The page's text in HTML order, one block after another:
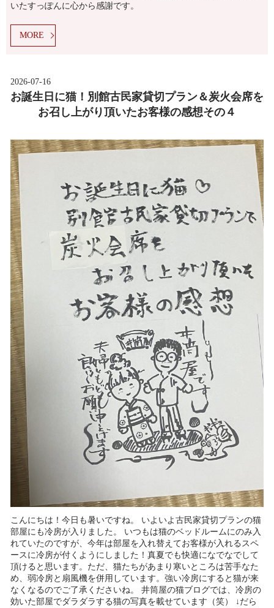
いたすっぽんに心から感謝です。
MORE
2026-07-16
お誕生日に猫！別館古民家貸切プラン＆炭火会席を
お召し上がり頂いたお客様の感想その４
こんにちは！今日も暑いですね。 いよいよ古民家貸切プランの猫
部屋にも冷房が入りました。 いつもは猫のベッドルームにのみ入
れていたのですが、今年は部屋を入れ替えてお客様が入れるスペ
ースに冷房が付くようにしました！真夏でも快適になでなでして
頂けると思います。ただ、猫たちがあまり寒いところは苦手なた
め、弱冷房と扇風機を併用しています。強い冷房にすると猫が来
なくなるのでご了承くださいね。 井筒屋の猫ブログでは、冷房の
効いた部屋でダラダラする猫の写真を載せています（笑） ↓だら